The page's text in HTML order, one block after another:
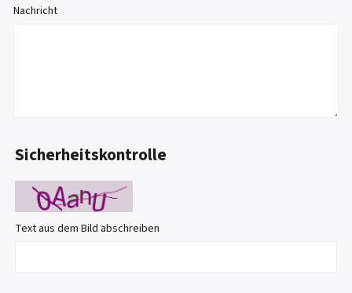
Nachricht
Sicherheitskontrolle
Text aus dem Bild abschreiben